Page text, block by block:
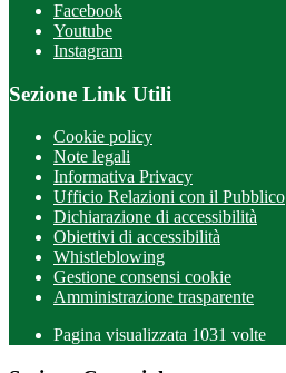
Facebook
Youtube
Instagram
Sezione Link Utili
Cookie policy
Note legali
Informativa Privacy
Ufficio Relazioni con il Pubblico
Dichiarazione di accessibilità
Obiettivi di accessibilità
Whistleblowing
Gestione consensi cookie
Amministrazione trasparente
Pagina visualizzata 1031 volte